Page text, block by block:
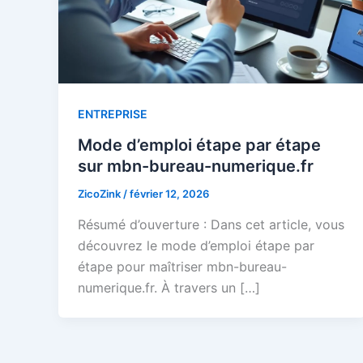
ENTREPRISE
Mode d’emploi étape par étape
sur mbn-bureau-numerique.fr
ZicoZink /février 12, 2026
Résumé d’ouverture : Dans cet article, vous
découvrez le mode d’emploi étape par
étape pour maîtriser mbn-bureau-
numerique.fr. À travers un […]